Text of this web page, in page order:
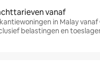
vanaf
in Malay
belastingen en